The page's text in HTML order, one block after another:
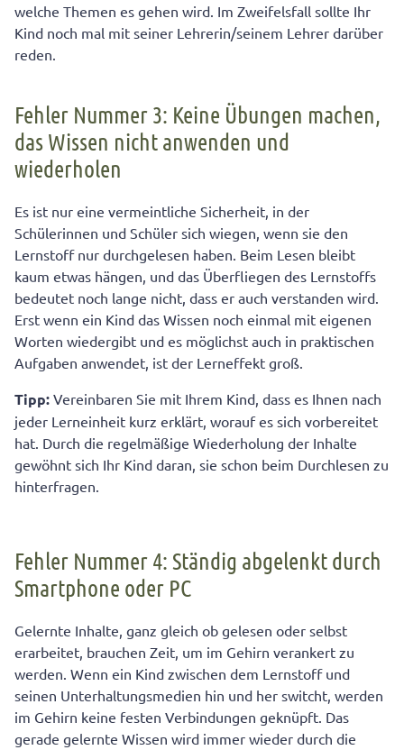
welche Themen es gehen wird. Im Zweifelsfall sollte Ihr
Kind noch mal mit seiner Lehrerin/seinem Lehrer darüber
reden.
Fehler Nummer 3: Keine Übungen machen,
das Wissen nicht anwenden und
wiederholen
Es ist nur eine vermeintliche Sicherheit, in der
Schülerinnen und Schüler sich wiegen, wenn sie den
Lernstoff nur durchgelesen haben. Beim Lesen bleibt
kaum etwas hängen, und das Überfliegen des Lernstoffs
bedeutet noch lange nicht, dass er auch verstanden wird.
Erst wenn ein Kind das Wissen noch einmal mit eigenen
Worten wiedergibt und es möglichst auch in praktischen
Aufgaben anwendet, ist der Lerneffekt groß.
Tipp: Vereinbaren Sie mit Ihrem Kind, dass es Ihnen nach
jeder Lerneinheit kurz erklärt, worauf es sich vorbereitet
hat. Durch die regelmäßige Wiederholung der Inhalte
gewöhnt sich Ihr Kind daran, sie schon beim Durchlesen zu
hinterfragen.
Fehler Nummer 4: Ständig abgelenkt durch
Smartphone oder PC
Gelernte Inhalte, ganz gleich ob gelesen oder selbst
erarbeitet, brauchen Zeit, um im Gehirn verankert zu
werden. Wenn ein Kind zwischen dem Lernstoff und
seinen Unterhaltungsmedien hin und her switcht, werden
im Gehirn keine festen Verbindungen geknüpft. Das
gerade gelernte Wissen wird immer wieder durch die